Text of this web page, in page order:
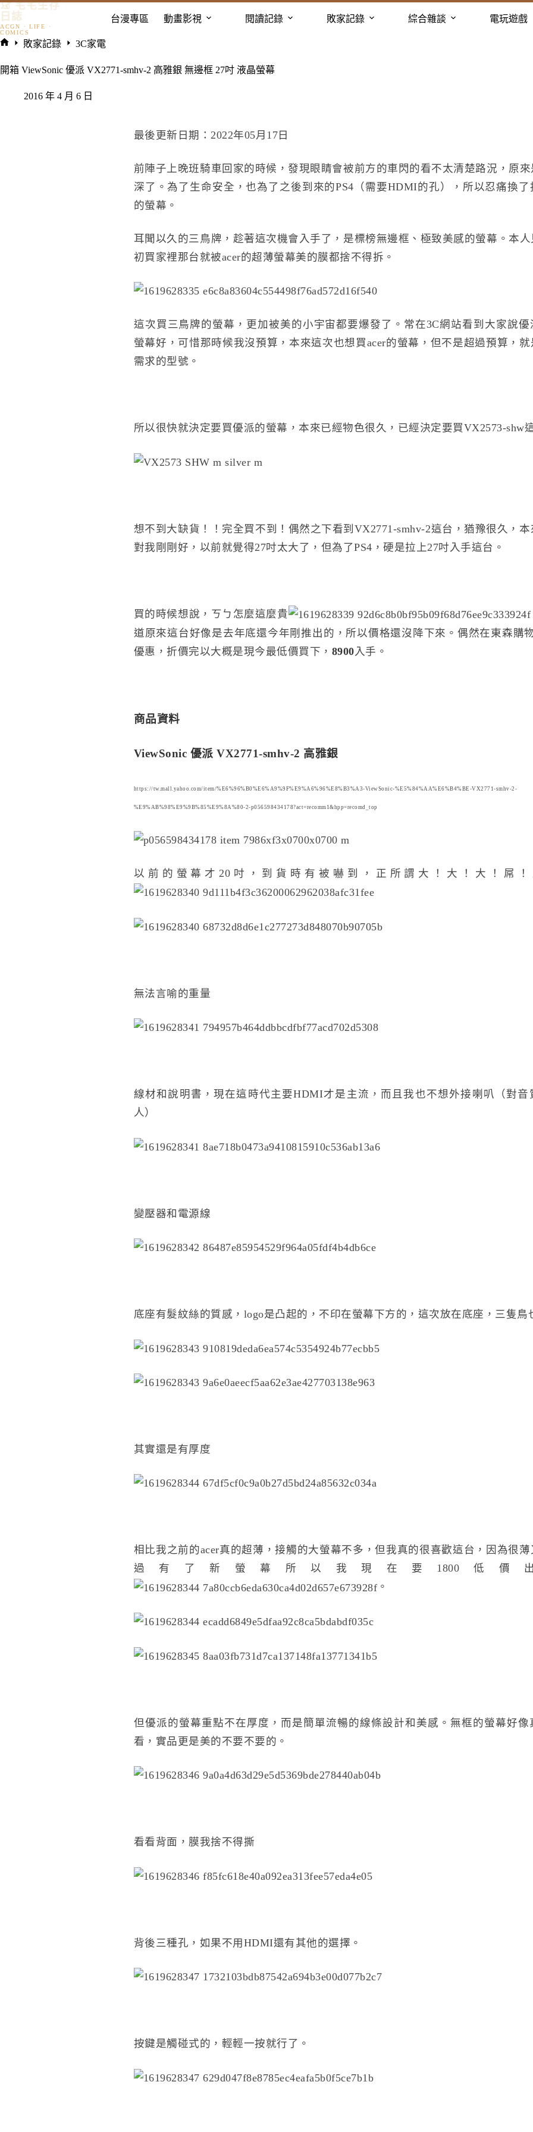
跳
至
主
內
𓃠 宅宅生存
日誌
台漫專區 動畫影視 閱讀記錄 敗家記錄 綜合雜談 電玩遊戲
頁
敗家記錄 3C家電
開箱 ViewSonic 優派 VX2771-smhv-2 高雅銀 無邊框 27吋 液晶螢幕
2016 年 4 月 6 日
最後更新日期：2022年05月17日
前陣子上晚班騎車回家的時候，發現眼睛會被前方的車閃的看不太清楚路況，原
深了。為了生命安全，也為了之後到來的PS4（需要HDMI的孔），所以忍痛換
的螢幕。
耳聞以久的三鳥牌，趁著這次機會入手了，是標榜無邊框、極致美感的螢幕。本
初買家裡那台就被acer的超薄螢幕美的膜都捨不得拆。
這次買三鳥牌的螢幕，更加被美的小宇宙都要爆發了。常在3C網站看到大家說優
螢幕好，可惜那時候我沒預算，本來這次也想買acer的螢幕，但不是超過預算，
需求的型號。
所以很快就決定要買優派的螢幕，本來已經物色很久，已經決定要買VX2573-shw
想不到大缺貨！！完全買不到！偶然之下看到VX2771-smhv-2這台，猶豫很久，
對我剛剛好，以前就覺得27吋太大了，但為了PS4，硬是拉上27吋入手這台。
買的時候想說，ㄎㄅ怎麼這麼貴
道原來這台好像是去年底還今年剛推出的，所以價格還沒降下來。偶然在東森購
優惠，折價完以大概是現今最低價買下， 8900入手。
商品資料
ViewSonic 優派 VX2771-smhv-2 高雅銀
https://tw.mall.yahoo.com/item/%E6%96%B0%E6%A9%9F%E9%A6%96%E8%B3%A3-ViewSonic-%E5%84%AA%E6%B4%BE-VX2771-smhv-2-
%E9%AB%98%E9%9B%85%E9%8A%80-2-p056598434178?act=recomm1&hpp=recomd_top
以前的螢幕才20吋，到貨時有被嚇到，正所謂大！大！大！屌！
無法言喻的重量
線材和說明書，現在這時代主要HDMI才是主流，而且我也不想外接喇叭（對音
人）
變壓器和電源線
底座有髮紋絲的質感，logo是凸起的，不印在螢幕下方的，這次放在底座，三隻鳥
其實還是有厚度
相比我之前的acer真的超薄，接觸的大螢幕不多，但我真的很喜歡這台，因為很
過有了新螢幕所以我現在要1800低價
。
但優派的螢幕重點不在厚度，而是簡單流暢的線條設計和美感。無框的螢幕好像
看，實品更是美的不要不要的。
看看背面，膜我捨不得撕
背後三種孔，如果不用HDMI還有其他的選擇。
按鍵是觸碰式的，輕輕一按就行了。